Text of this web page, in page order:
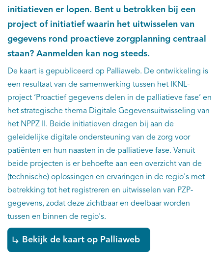
initiatieven er lopen. Bent u betrokken bij een
project of initiatief waarin het uitwisselen van
gegevens rond proactieve zorgplanning centraal
staan? Aanmelden kan nog steeds.
De kaart is gepubliceerd op Palliaweb. De ontwikkeling is
een resultaat van de samenwerking tussen het IKNL-
project ‘Proactief gegevens delen in de palliatieve fase’ en
het strategische thema Digitale Gegevensuitwisseling van
het NPPZ II. Beide initiatieven dragen bij aan de
geleidelijke digitale ondersteuning van de zorg voor
patiënten en hun naasten in de palliatieve fase. Vanuit
beide projecten is er behoefte aan een overzicht van de
(technische) oplossingen en ervaringen in de regio's met
betrekking tot het registreren en uitwisselen van PZP-
gegevens, zodat deze zichtbaar en deelbaar worden
tussen en binnen de regio's.
Bekijk de kaart op Palliaweb